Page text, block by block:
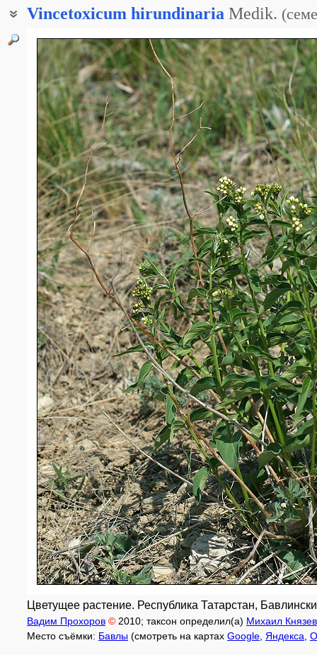
Vincetoxicum hirundinaria Medik. (
Винцетоксикум обыкновенный
Ластовень ласточковый
Ластовень лекарственный
Ластовень меловой
Ластовень рыхлый
Ластовень ставропольский
Ласточник обыкновенный
Цветущее растение. Республика Татарстан,
Вадим Прохоров © 2010; таксон определил(а) Михаил Князев
Место съёмки: Бавлы (смотреть на картах Google Яндекса